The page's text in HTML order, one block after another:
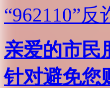
“962110”反
亲爱的市民
针对避免您